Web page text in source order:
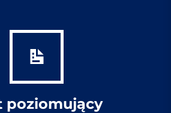
poziomujący